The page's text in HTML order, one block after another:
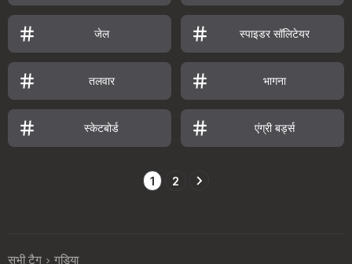
जेल स्पाइडर सॉलिटेयर
तलवार भागना
स्केटबोर्ड एंग्री बर्ड्स
1 2
सभी टैग गुड़िया